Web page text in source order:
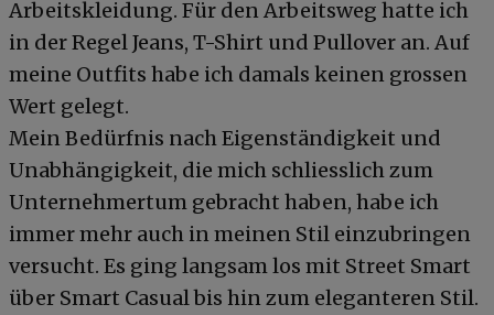
Arbeitskleidung. Für den Arbeitsweg hatte ich
in der Regel Jeans, T-Shirt und Pullover an. Auf
meine Outfits habe ich damals keinen grossen
Wert gelegt.
Mein Bedürfnis nach Eigenständigkeit und
Unabhängigkeit, die mich schliesslich zum
Unternehmertum gebracht haben, habe ich
immer mehr auch in meinen Stil einzubringen
versucht. Es ging langsam los mit Street Smart
über Smart Casual bis hin zum eleganteren Stil.